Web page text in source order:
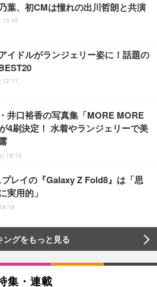
葉、初CMは憧れの出川哲朗と共演
13:45
イドルがランジェリー姿に！話題の
12:11
井口裕香の写真集「MORE MORE
4刷決定！ 水着やランジェリーで美
) 19:15
レイの『Galaxy Z Fold8』は「思
実用的」
ングをもっと見る
集・連載